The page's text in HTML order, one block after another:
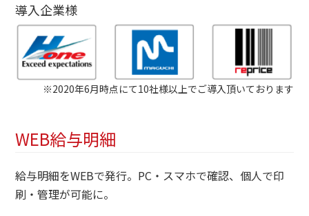
導入企業様
※2020年6月時点にて10社様以上でご導入頂いております
WEB給与明細
給与明細をWEBで発行。PC・スマホで確認、個人で印
刷・管理が可能に。